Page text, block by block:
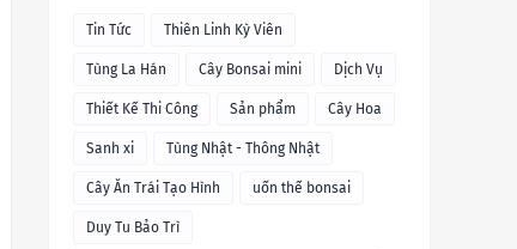
Tin Tức Thiên Linh Kỳ Viên
Tùng La Hán Cây Bonsai mini Dịch Vụ
Thiết Kế Thi Công Sản phẩm Cây Hoa
Sanh xi Tùng Nhật - Thông Nhật
Cây Ăn Trái Tạo Hình uốn thế bonsai
Duy Tu Bảo Trì